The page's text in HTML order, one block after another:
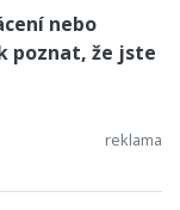
nebo
poznat, že jste